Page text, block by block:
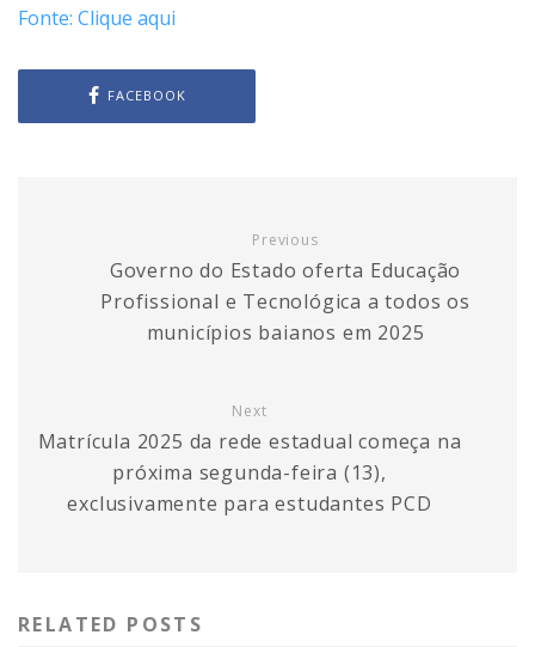
Fonte: Clique aqui
FACEBOOK
Previous
Governo do Estado oferta Educação
Profissional e Tecnológica a todos os
municípios baianos em 2025
Next
Matrícula 2025 da rede estadual começa na
próxima segunda-feira (13),
exclusivamente para estudantes PCD
RELATED POSTS